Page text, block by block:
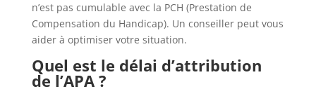
n’est pas cumulable avec la PCH (Prestation de
Compensation du Handicap). Un conseiller peut vous
aider à optimiser votre situation.
Quel est le délai d’attribution
de l’APA ?